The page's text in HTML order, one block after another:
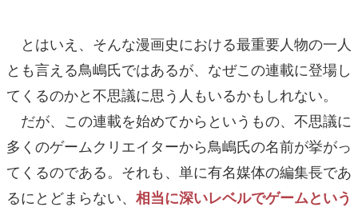
とはいえ、そんな漫画史における最重要人物の一人
とも言える鳥嶋氏ではあるが、なぜこの連載に登場し
てくるのかと不思議に思う人もいるかもしれない。
だが、この連載を始めてからというもの、不思議に
多くのゲームクリエイターから鳥嶋氏の名前が挙がっ
てくるのである。それも、単に有名媒体の編集長であ
るにとどまらない、 相当に深いレベルでゲームという